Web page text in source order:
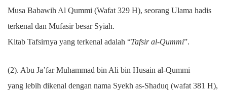
Musa Babawih Al Qummi (Wafat 329 H), seorang Ulama hadis
terkenal dan Mufasir besar Syiah.
Kitab Tafsirnya yang terkenal adalah “Tafsir al-Qummi”.
(2). Abu Ja’far Muhammad bin Ali bin Husain al-Qummi
yang lebih dikenal dengan nama Syekh as-Shaduq (wafat 381 H),